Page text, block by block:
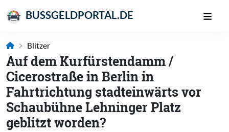
BUSSGELDPORTAL.DE
Blitzer
Auf dem Kurfürstendamm /
Cicerostraße in Berlin in
Fahrtrichtung stadteinwärts vor
Schaubühne Lehninger Platz
geblitzt worden?